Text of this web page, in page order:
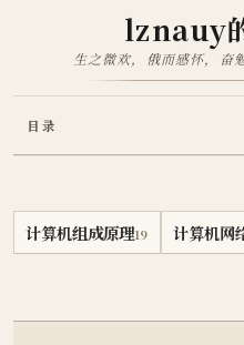
lznauy
生之微欢，俄而感怀，奋
目录
计算机组成原理19 计算机网